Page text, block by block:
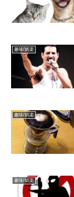
趣味/娯楽
趣味/娯楽
趣味/娯楽